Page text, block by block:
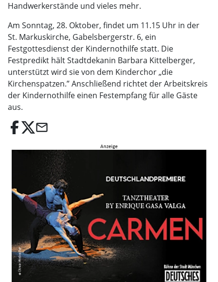
Handwerkerstände und vieles mehr.
Am Sonntag, 28. Oktober, findet um 11.15 Uhr in der
St. Markuskirche, Gabelsbergerstr. 6, ein
Festgottesdienst der Kindernothilfe statt. Die
Festpredikt hält Stadtdekanin Barbara Kittelberger,
unterstützt wird sie von dem Kinderchor „die
Kirchenspatzen.” Anschließend richtet der Arbeitskreis
der Kindernothilfe einen Festempfang für alle Gäste
aus.
email